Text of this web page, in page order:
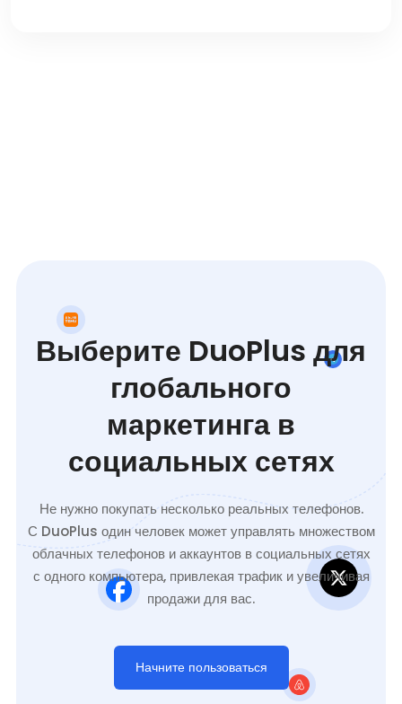
Выберите DuoPlus для
глобального
маркетинга в
социальных сетях
Не нужно покупать несколько реальных телефонов.
С DuoPlus один человек может управлять множеством
облачных телефонов и аккаунтов в социальных сетях
с одного компьютера, привлекая трафик и увеличивая
продажи для вас.
Начните пользоваться